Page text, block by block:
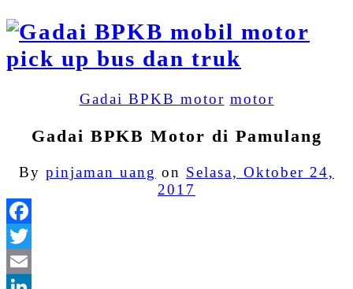
Gadai BPKB motor motor
Gadai BPKB Motor di Pamulang
By pinjaman uang on Selasa, Oktober 24,
2017